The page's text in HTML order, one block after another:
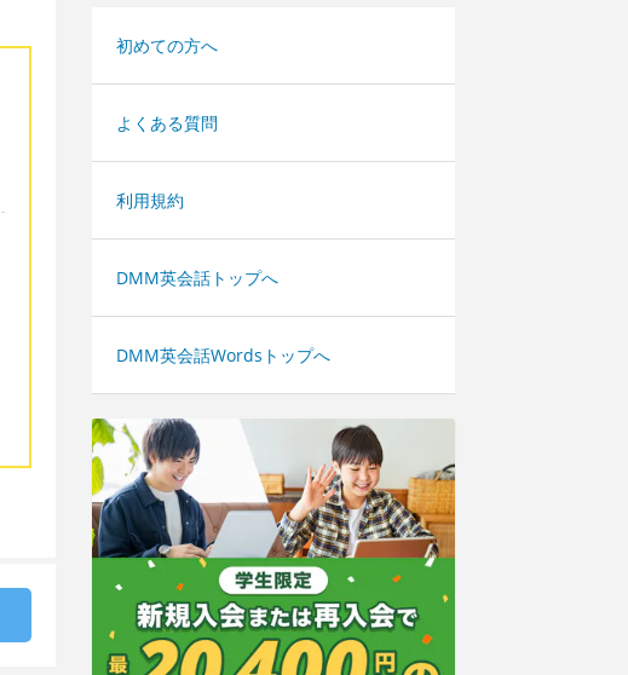
初めての方へ
よくある質問
利用規約
DMM英会話トップへ
DMM英会話Wordsトップへ